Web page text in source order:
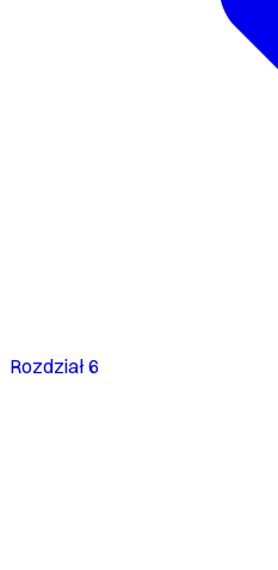
Rozdział 6